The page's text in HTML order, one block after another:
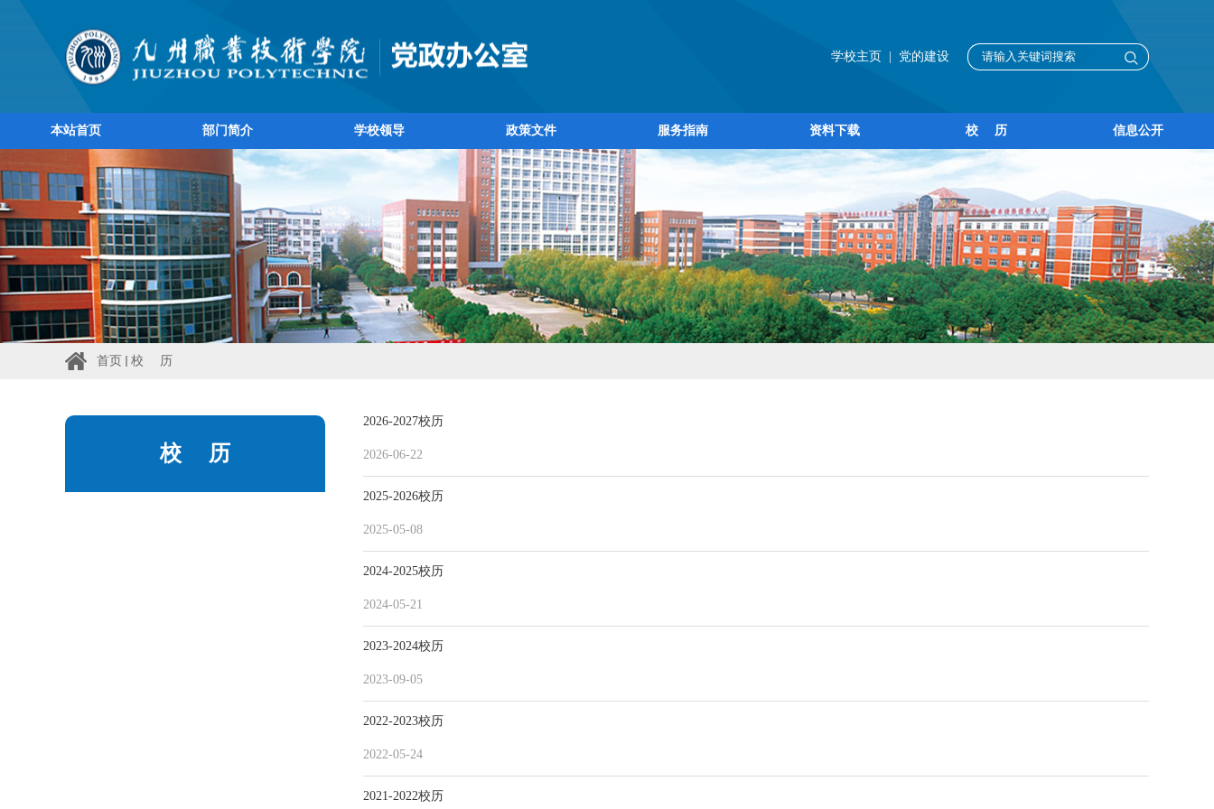
学校主页 | 党的建设
本站首页 部门简介 学校领导 政策文件 服务指南 资料下载 校 历 信息公开
首页 校 历
校 历
2026-2027校历
2026-06-22
2025-2026校历
2025-05-08
2024-2025校历
2024-05-21
2023-2024校历
2023-09-05
2022-2023校历
2022-05-24
2021-2022校历